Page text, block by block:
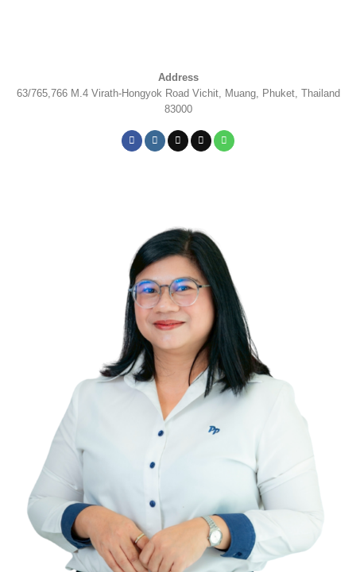
Address
63/765,766 M.4 Virath-Hongyok Road Vichit, Muang, Phuket, Thailand
83000